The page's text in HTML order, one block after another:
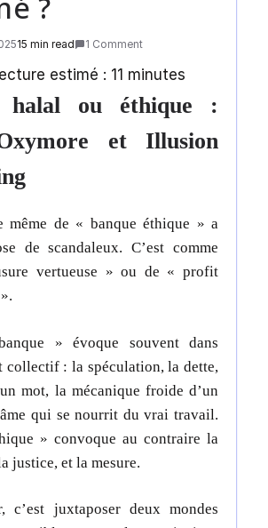
15 min read 1 Comment
estimé : 11 minutes
halal ou éthique :
et Illusion
même de « banque éthique » a
de scandaleux. C’est comme
vertueuse » ou de « profit
» évoque souvent dans
collectif : la spéculation, la dette,
mot, la mécanique froide d’un
qui se nourrit du vrai travail.
» convoque au contraire la
justice, et la mesure.
c’est juxtaposer deux mondes